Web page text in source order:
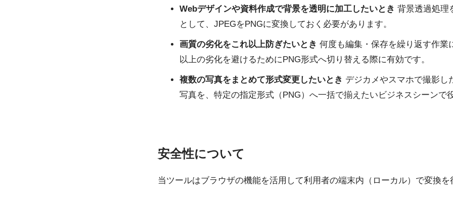
Webデザインや資料作成で背景を透明に加工したいとき 背景透過処理
として、JPEGをPNGに変換しておく必要があります。
画質の劣化をこれ以上防ぎたいとき 何度も編集・保存を繰り返す作業
以上の劣化を避けるためにPNG形式へ切り替える際に有効です。
複数の写真をまとめて形式変更したいとき デジカメやスマホで撮影し
写真を、特定の指定形式（PNG）へ一括で揃えたいビジネスシーンで
安全性について
当ツールはブラウザの機能を活用して利用者の端末内（ローカル）で変換を